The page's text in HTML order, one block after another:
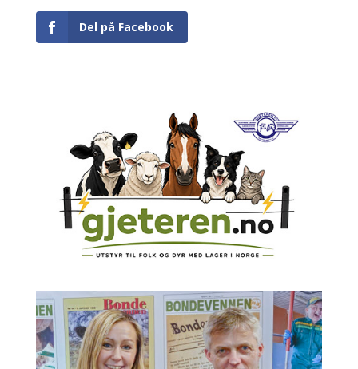
Del på Facebook